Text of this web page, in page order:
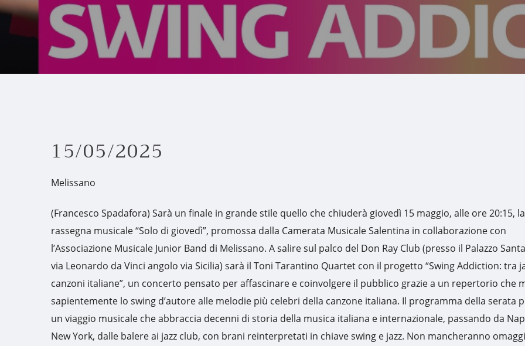
15/05/2025
Melissano
(Francesco Spadafora) Sarà un finale in grande stile quello che chiuderà giovedì 15 maggio, alle ore 20:15, la
rassegna musicale “Solo di giovedì”, promossa dalla Camerata Musicale Salentina in collaborazione con
l’Associazione Musicale Junior Band di Melissano. A salire sul palco del Don Ray Club (presso il Palazzo
via Leonardo da Vinci angolo via Sicilia) sarà il Toni Tarantino Quartet con il progetto “Swing Addiction: tra
canzoni italiane”, un concerto pensato per affascinare e coinvolgere il pubblico grazie a un repertorio che
sapientemente lo swing d’autore alle melodie più celebri della canzone italiana. Il programma della serata
un viaggio musicale che abbraccia decenni di storia della musica italiana e internazionale, passando da
New York, dalle balere ai jazz club, con brani reinterpretati in chiave swing e jazz. Non mancheranno